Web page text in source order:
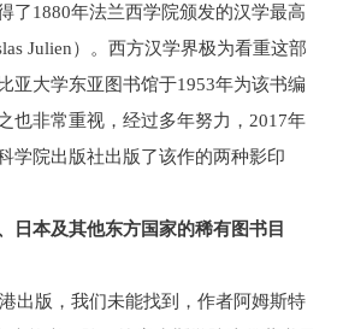
了1880年法兰西学院颁发的汉学最高
Julien）。西方汉学界极为看重这部
亚大学东亚图书馆于1953年为该书编
也非常重视，经过多年努力，2017年
学院出版社出版了该作的两种影印
日本及其他东方国家的稀有图书目
出版，我们未能找到，作者阿姆斯特